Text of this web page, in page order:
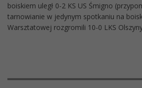
boiskiem uległ 0-2 KS US Śmigno
tarnowianie w jedynym spotkaniu na
Warsztatowej rozgromili 10-0 LKS